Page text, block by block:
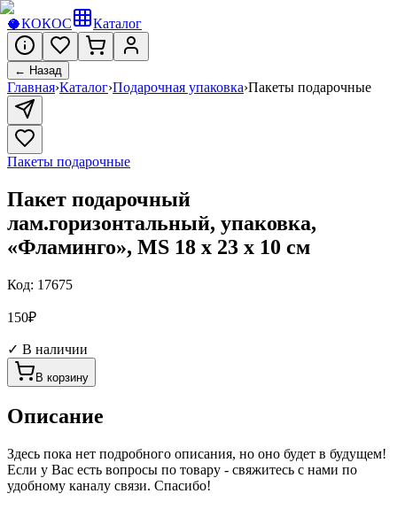
🥥КОКОС Каталог
← Назад
Главная›Каталог›Подарочная упаковка›Пакеты подарочные
Пакеты подарочные
Пакет подарочный
лам.горизонтальный, упаковка,
«Фламинго», MS 18 х 23 х 10 см
Код: 17675
150₽
✓ В наличии
В корзину
Описание
Здесь пока нет подробного описания, но оно будет в будущем!
Если у Вас есть вопросы по товару - свяжитесь с нами по
удобному каналу связи. Спасибо!